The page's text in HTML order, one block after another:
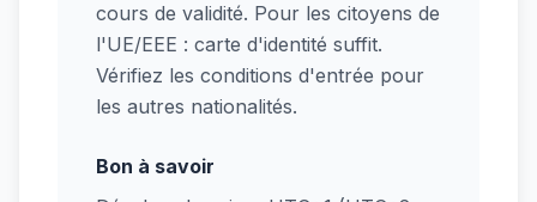
cours de validité. Pour les citoyens de
l'UE/EEE : carte d'identité suffit.
Vérifiez les conditions d'entrée pour
les autres nationalités.
Bon à savoir